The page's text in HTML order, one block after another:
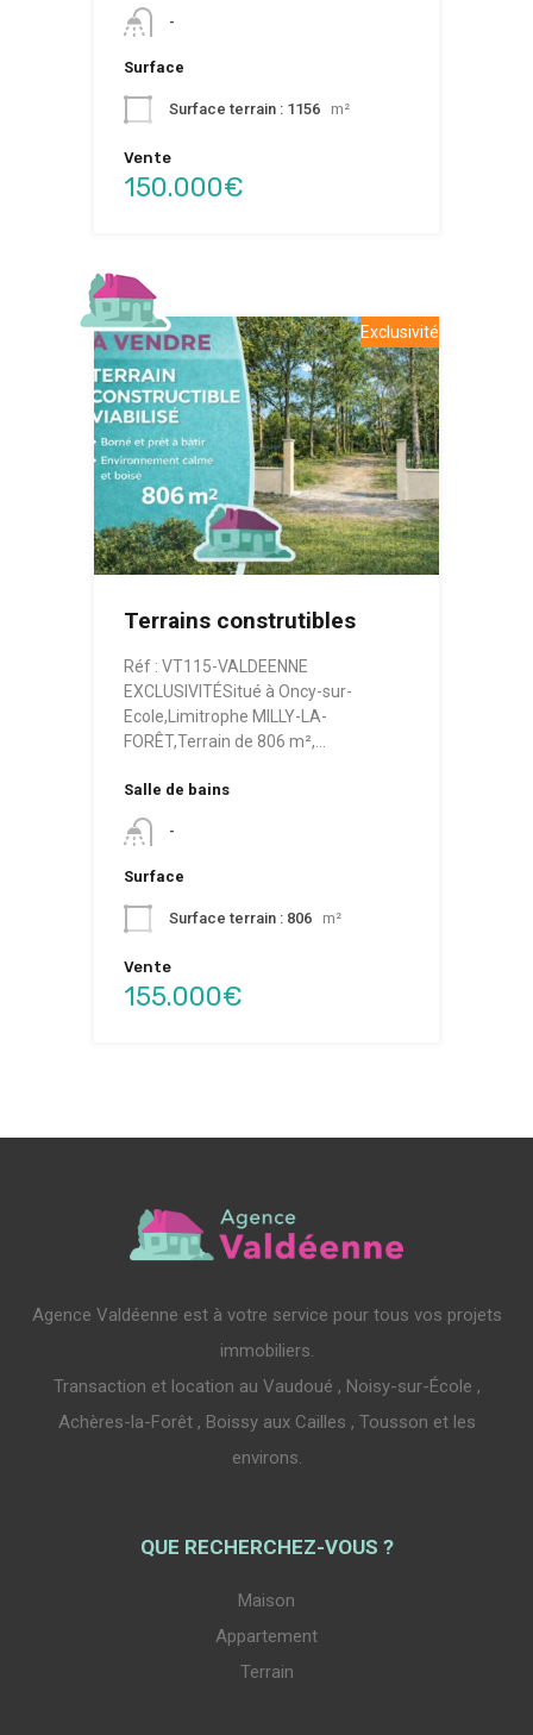
-
Surface
Surface terrain : 1156 m²
Vente
150.000€
Terrains construtibles
Exclusivité
Réf : VT115-VALDEENNE
EXCLUSIVITÉSitué à Oncy-sur-
Ecole,Limitrophe MILLY-LA-
FORÊT,Terrain de 806 m²,…
Salle de bains
-
Surface
Surface terrain : 806 m²
Vente
155.000€
Agence Valdéenne est à votre service pour tous vos projets
immobiliers.
Transaction et location au Vaudoué , Noisy-sur-École ,
Achères-la-Forêt , Boissy aux Cailles , Tousson et les
environs.
QUE RECHERCHEZ-VOUS ?
Maison
Appartement
Terrain